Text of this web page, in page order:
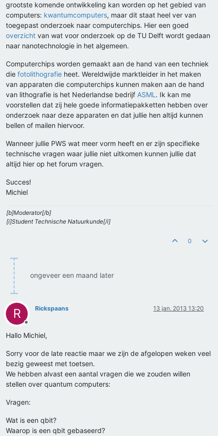
grootste komende ontwikkeling kan worden op het gebied van
computers: kwantumcomputers, maar dit staat heel ver van
toegepast onderzoek naar computerchips. Hier een goed
overzicht van wat voor onderzoek op de TU Delft wordt gedaan
naar nanotechnologie in het algemeen.
Computerchips worden gemaakt aan de hand van een techniek
die fotolithografie heet. Wereldwijde marktleider in het maken
van apparaten die computerchips kunnen maken aan de hand
van lithografie is het Nederlandse bedrijf ASML . Ik kan me
voorstellen dat zij hele goede informatiepakketten hebben over
onderzoek naar deze apparaten en dat jullie hen altijd kunnen
bellen of mailen hiervoor.
Wanneer jullie PWS wat meer vorm heeft en er zijn specifieke
technische vragen waar jullie niet uitkomen kunnen jullie dat
altijd hier op het forum vragen.
Succes!
Michiel
[b]Moderator[/b]
[i]Student Technische Natuurkunde[/i]
0
ongeveer een maand later
R
Offline
Rickspaans 13 jan. 2013 13:20
Hallo Michiel,
Sorry voor de late reactie maar we zijn de afgelopen weken veel
bezig geweest met toetsen.
We hebben alvast een aantal vragen die we zouden willen
stellen over quantum computers:
Vragen:
Wat is een qbit?
Waarop is een qbit gebaseerd?